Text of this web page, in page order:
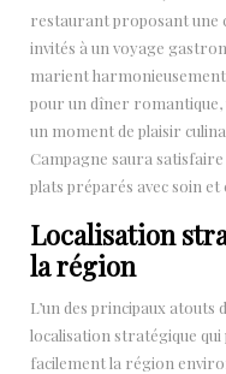
restaurant proposant une
invités à un voyage
marient harmonieusement
pour un dîner romantique,
un moment de plaisir
Campagne saura satisfaire
plats préparés avec soin et
Localisation
la région
L’un des principaux atouts
localisation stratégique
facilement la région